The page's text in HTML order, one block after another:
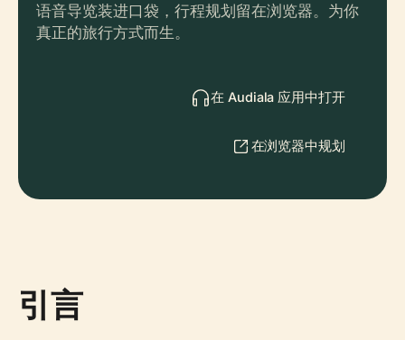
语音导览装进口袋，行程规划留在浏览器。为你
真正的旅行方式而生。
在 Audiala 应用中打开
在浏览器中规划
引言